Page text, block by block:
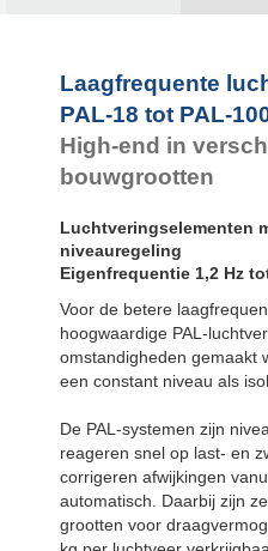
Laagfrequente
PAL-18 tot PAL-
High-end in
bouwgrootten
Luchtveringselementen
niveauregeling
Eigenfrequentie 1,2 Hz
Voor de betere
hoogwaardige PAL-
omstandigheden gemaakt
een constant niveau als
De PAL-systemen zijn
reageren snel op last- en
corrigeren afwijkingen
automatisch. Daarbij zijn
grootten voor